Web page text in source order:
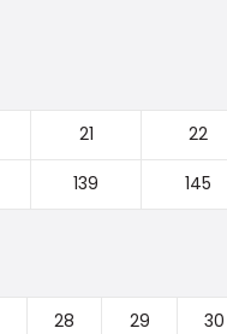
21 22
139 145
28 29 30